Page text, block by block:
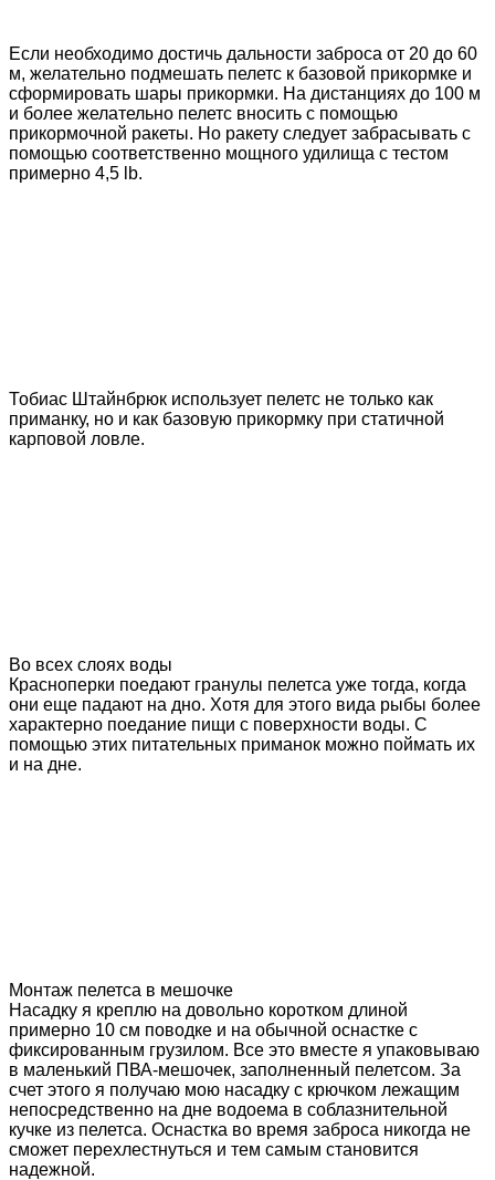
Если необходимо достичь дальности заброса от 20 до 60
м, желательно подмешать пелетс к базовой прикормке и
сформировать шары прикормки. На дистанциях до 100 м
и более желательно пелетс вносить с помощью
прикормочной ракеты. Но ракету следует забрасывать с
помощью соответственно мощного удилища с тестом
примерно 4,5 lb.
Тобиас Штайнбрюк использует пелетс не только как
приманку, но и как базовую прикормку при статичной
карповой ловле.
Во всех слоях воды
Красноперки поедают гранулы пелетса уже тогда, когда
они еще падают на дно. Хотя для этого вида рыбы более
характерно поедание пищи с поверхности воды. С
помощью этих питательных приманок можно поймать их
и на дне.
Монтаж пелетса в мешочке
Насадку я креплю на довольно коротком длиной
примерно 10 см поводке и на обычной оснастке с
фиксированным грузилом. Все это вместе я упаковываю
в маленький ПВА-мешочек, заполненный пелетсом. За
счет этого я получаю мою насадку с крючком лежащим
непосредственно на дне водоема в соблазнительной
кучке из пелетса. Оснастка во время заброса никогда не
сможет перехлестнуться и тем самым становится
надежной.